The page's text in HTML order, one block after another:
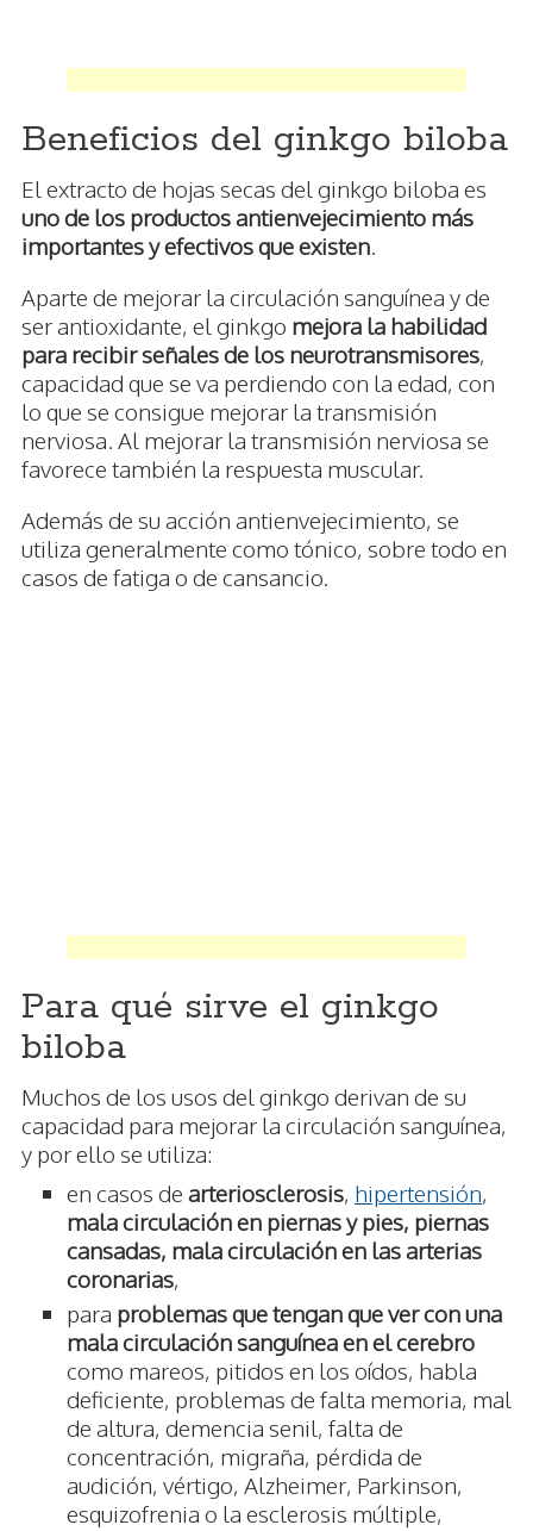
Beneficios del ginkgo biloba
El extracto de hojas secas del ginkgo biloba es
uno de los productos antienvejecimiento más
importantes y efectivos que existen
Aparte de mejorar la circulación sanguínea y de
ser antioxidante, el ginkgo mejora la habilidad
para recibir señales de los neurotransmisores,
capacidad que se va perdiendo con la edad, con
lo que se consigue mejorar la transmisión
nerviosa. Al mejorar la transmisión nerviosa se
favorece también la respuesta muscular.
Además de su acción antienvejecimiento, se
utiliza generalmente como tónico, sobre todo en
casos de fatiga o de cansancio.
Para qué sirve el ginkgo
biloba
Muchos de los usos del ginkgo derivan de su
capacidad para mejorar la circulación sanguínea,
y por ello se utiliza:
en casos de arteriosclerosis, hipertensión,
mala circulación en piernas y pies, piernas
cansadas, mala circulación en las arterias
coronarias,
para problemas que tengan que ver con una
mala circulación sanguínea en el cerebro
como mareos, pitidos en los oídos, habla
deficiente, problemas de falta memoria, mal
de altura, demencia senil, falta de
concentración, migraña, pérdida de
audición, vértigo, Alzheimer, Parkinson,
esquizofrenia o la esclerosis múltiple,